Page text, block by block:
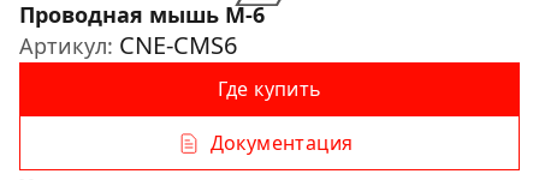
Проводная мышь M-6
Артикул: CNE-CMS6
Где купить
Документация